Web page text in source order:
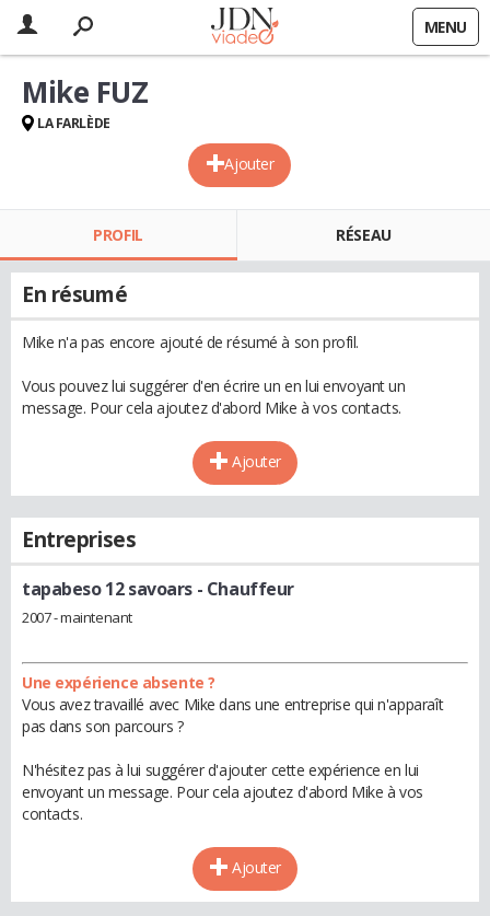
MENU
Ajouter
Mike FUZ
LA FARLÈDE
PROFIL RÉSEAU
En résumé
Mike n'a pas encore ajouté de résumé à son profil.
Vous pouvez lui suggérer d'en écrire un en lui envoyant un
message. Pour cela ajoutez d'abord Mike à vos contacts.
Ajouter
Entreprises
tapabeso 12 savoars - Chauffeur
2007 - maintenant
Une expérience absente ?
Vous avez travaillé avec Mike dans une entreprise qui n'apparaît
pas dans son parcours ?
N'hésitez pas à lui suggérer d'ajouter cette expérience en lui
envoyant un message. Pour cela ajoutez d'abord Mike à vos
contacts.
Ajouter